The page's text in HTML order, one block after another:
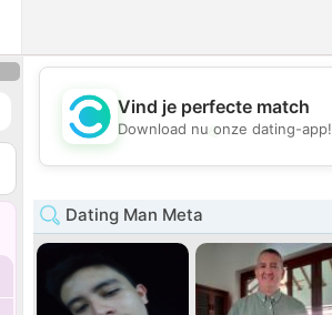
💖
Vind je perfecte match
Download nu onze dating-app!
Dating Man Meta